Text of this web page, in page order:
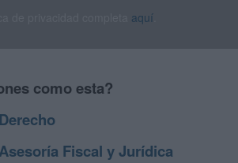
aquí
como esta?
Fiscal y Jurídica